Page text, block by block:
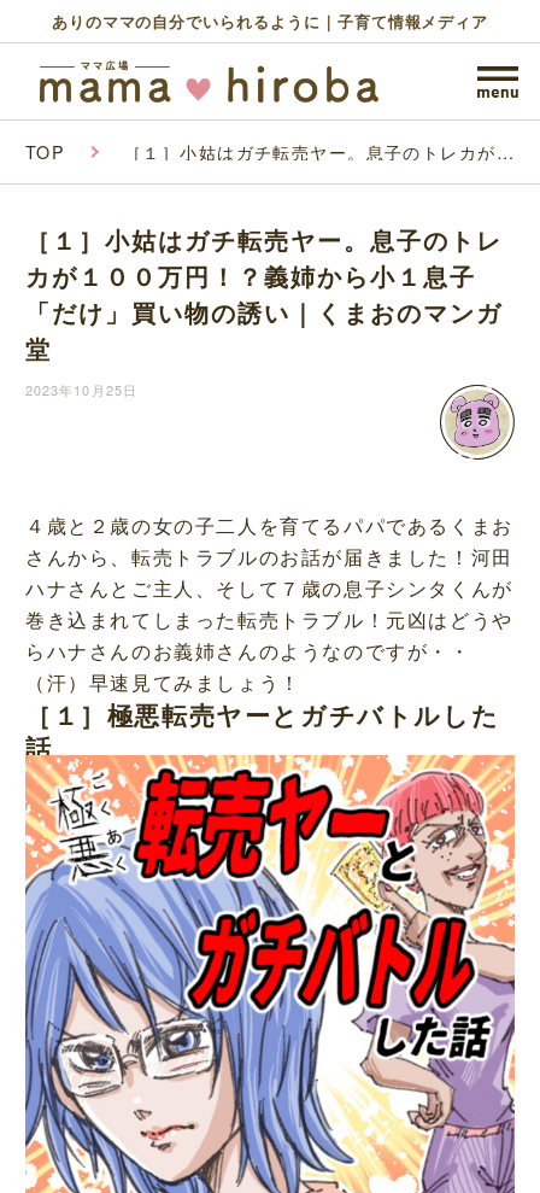
ありのママの自分でいられるように｜子育て情報メディア
TOP ［１］小姑はガチ転売ヤー。息子のトレカが１
の誘い｜くまおのマンガ堂
［１］小姑はガチ転売ヤー。息子のトレ
カが１００万円！？義姉から小１息子
「だけ」買い物の誘い｜くまおのマンガ
堂
2023年10月25日
４歳と２歳の女の子二人を育てるパパであるくまお
さんから、転売トラブルのお話が届きました！河田
ハナさんとご主人、そして７歳の息子シンタくんが
巻き込まれてしまった転売トラブル！元凶はどうや
らハナさんのお義姉さんのようなのですが・・
（汗）早速見てみましょう！
［１］極悪転売ヤーとガチバトルした
話